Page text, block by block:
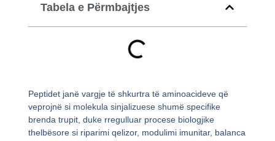
Peptidet janë vargje të shkurtra të aminoacideve që
veprojnë si molekula sinjalizuese shumë specifike
brenda trupit, duke rregulluar procese biologjike
thelbësore si riparimi qelizor, modulimi imunitar, balanca
Tabela e Përmbajtjes